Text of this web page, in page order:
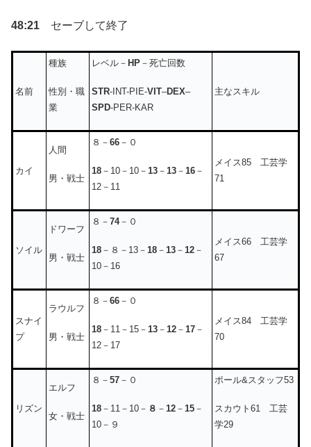
48:21 セーブして終了
名前
種族
性別・職
業
レベル－ HP －死亡回数
STR-INT-PIE-VIT–DEX–
SPD-PER-KAR
主なスキル
カイ
人間
男・戦士
８－ 66 －０
18 －10－10－ 13 － 13 － 16 －
12－11
メイス85 工芸学
71
ソイル
ドワーフ
男・戦士
８－ 74－０
18 －８－13－ 18 － 13 － 12 －
10－16
メイス66 工芸学
67
スナイ
プ
ラウルフ
男・戦士
８－ 66 －０
18 －11－15－ 13 － 12 － 17 －
12－17
メイス84 工芸学
70
リズン
エルフ
女・戦士
８－ 57 －０
18 －11－10－ ８ － 12 － 15 －
10－９
ポール&スタッフ53
スカウト61 工芸
学29